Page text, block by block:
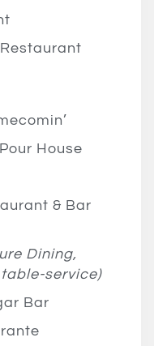
Restaurant
House
& Bar
Dining,
service)
Bar